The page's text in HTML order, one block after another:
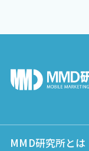
MMD研究所とは